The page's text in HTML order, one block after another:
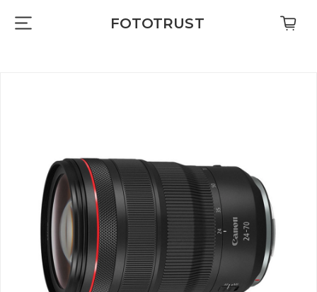
FOTOTRUST